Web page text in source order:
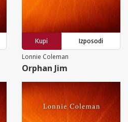
Kupi
Izposodi
Lonnie Coleman
Orphan Jim